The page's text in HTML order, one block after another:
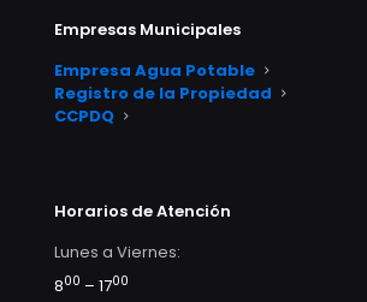
Empresas Municipales
Empresa Agua Potable
Registro de la Propiedad
CCPDQ
Horarios de Atención
Lunes a Viernes:
800 – 1700